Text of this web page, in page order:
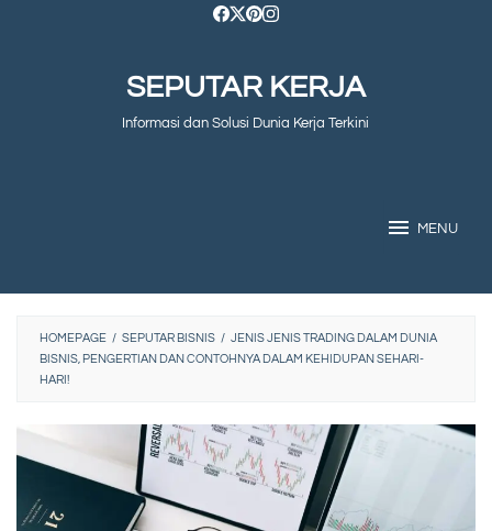
SEPUTAR KERJA
Informasi dan Solusi Dunia Kerja Terkini
MENU
HOMEPAGE / SEPUTAR BISNIS / JENIS JENIS TRADING DALAM DUNIA
BISNIS, PENGERTIAN DAN CONTOHNYA DALAM KEHIDUPAN SEHARI-
HARI!